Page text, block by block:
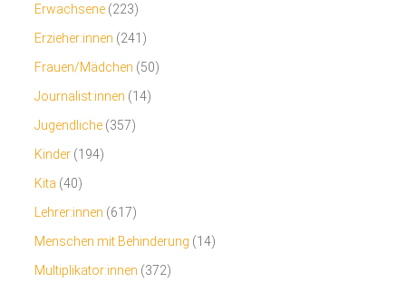
Erwachsene (223)
Erzieher:innen (241)
Frauen/Mädchen (50)
Journalist:innen (14)
Jugendliche (357)
Kinder (194)
Kita (40)
Lehrer:innen (617)
Menschen mit Behinderung (14)
Multiplikator:innen (372)